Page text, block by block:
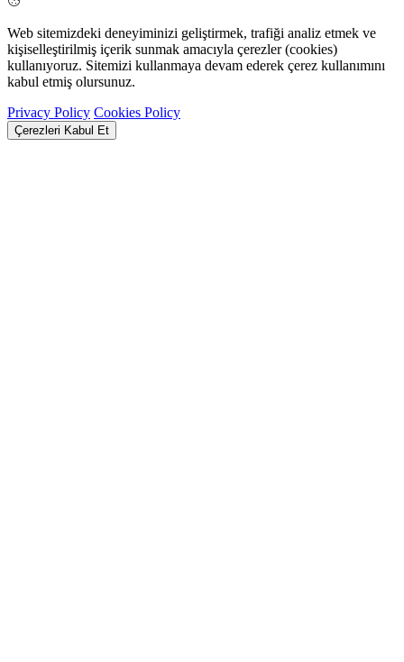
Web sitemizdeki deneyiminizi geliştirmek, trafiği analiz etmek ve
kişiselleştirilmiş içerik sunmak amacıyla çerezler (cookies)
kullanıyoruz. Sitemizi kullanmaya devam ederek çerez kullanımını
kabul etmiş olursunuz.
Privacy Policy Cookies Policy
Çerezleri Kabul Et